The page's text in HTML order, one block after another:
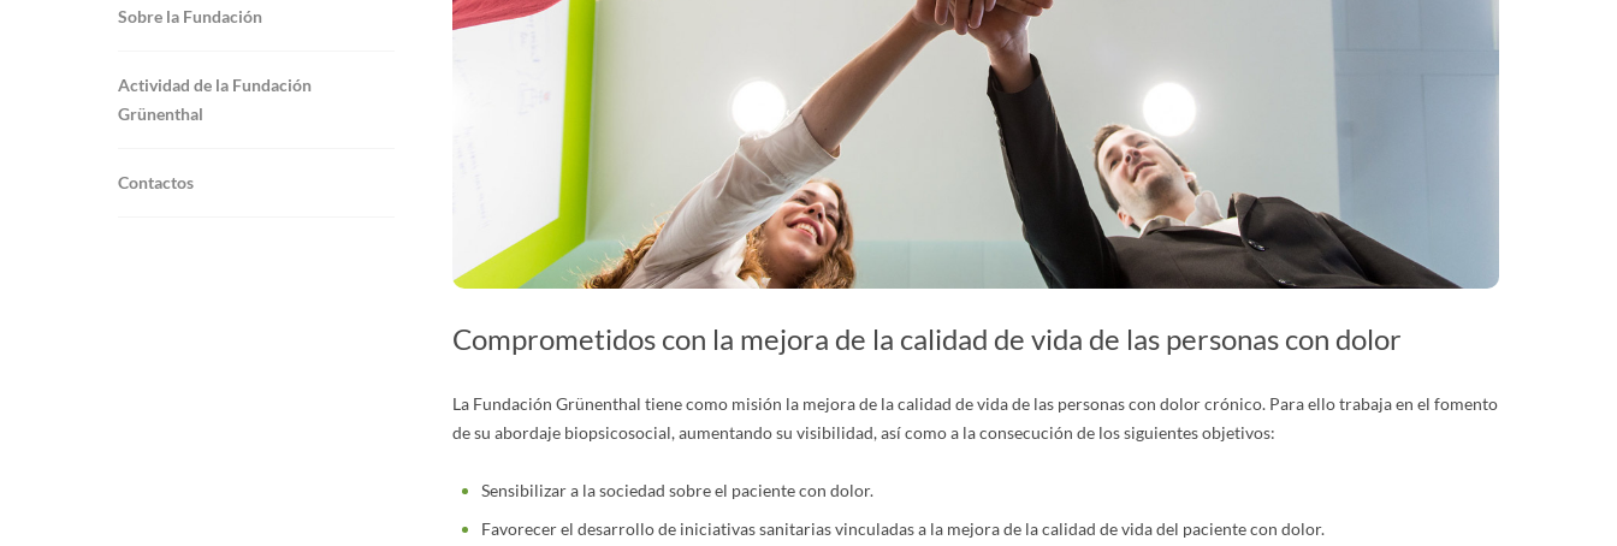
Sobre la Fundación
Actividad de la Fundación
Grünenthal
Contactos
Comprometidos con la mejora de la calidad de vida de las personas con dolor
La Fundación Grünenthal tiene como misión la mejora de la calidad de vida de las personas con dolor crónico. Para ello trabaja en el fomento
de su abordaje biopsicosocial, aumentando su visibilidad, así como a la consecución de los siguientes objetivos:
Sensibilizar a la sociedad sobre el paciente con dolor.
Favorecer el desarrollo de iniciativas sanitarias vinculadas a la mejora de la calidad de vida del paciente con dolor.